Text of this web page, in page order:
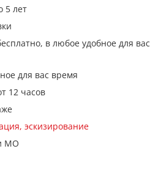
5 лет
в любое удобное для вас
для вас время
12 часов
эскизирование
МО